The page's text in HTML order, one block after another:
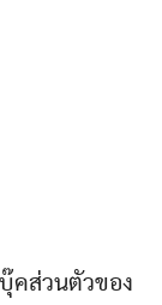
คส่วนตัวของ